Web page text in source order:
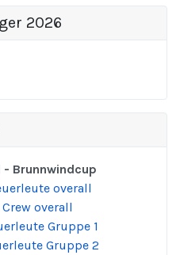
2026
Brunnwindcup
overall
overall
Gruppe 1
Gruppe 2